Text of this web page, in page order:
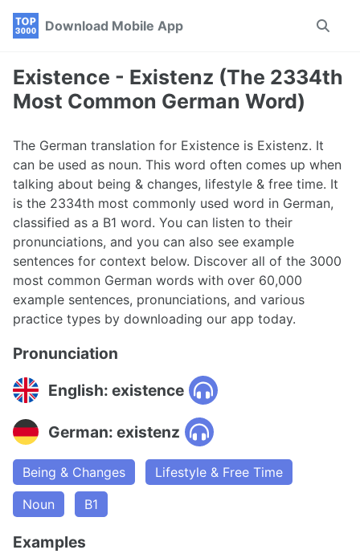
Skip
navigation
Skip
Skip
Download Mobile App
Toggle
Existence - Existenz (The 2334th
Most Common German Word)
The German translation for Existence is Existenz. It
can be used as noun. This word often comes up when
talking about being & changes, lifestyle & free time. It
is the 2334th most commonly used word in German,
classified as a B1 word. You can listen to their
pronunciations, and you can also see example
sentences for context below. Discover all of the 3000
most common German words with over 60,000
example sentences, pronunciations, and various
practice types by downloading our app today.
Pronunciation
English: existence
German: existenz
Being & Changes
Lifestyle & Free Time
Noun
B1
Examples